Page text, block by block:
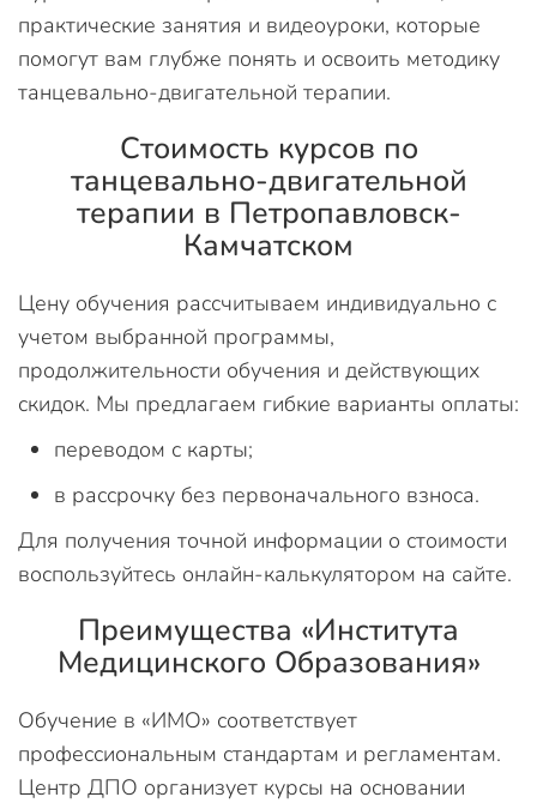
практические занятия и видеоуроки, которые
помогут вам глубже понять и освоить методику
танцевально-двигательной терапии.
Стоимость курсов по
танцевально-двигательной
терапии в Петропавловск-
Камчатском
Цену обучения рассчитываем индивидуально с
учетом выбранной программы,
продолжительности обучения и действующих
скидок. Мы предлагаем гибкие варианты оплаты:
переводом с карты;
в рассрочку без первоначального взноса.
Для получения точной информации о стоимости
воспользуйтесь онлайн-калькулятором на сайте.
Преимущества «Института
Медицинского Образования»
Обучение в «ИМО» соответствует
профессиональным стандартам и регламентам.
Центр ДПО организует курсы на основании